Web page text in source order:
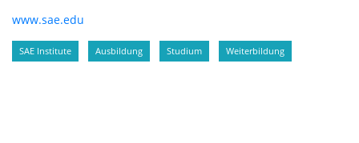
www.sae.edu
SAE Institute Ausbildung Studium Weiterbildung